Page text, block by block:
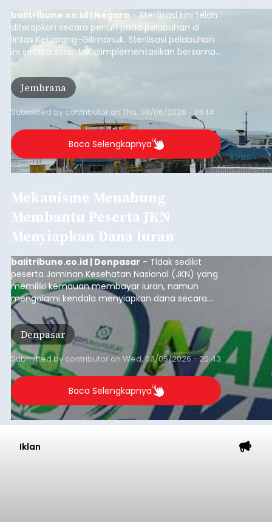
balitribune.co.id | Negara - Sterilisasi kini telah
diterapkan secara penuh pada pelabuhan di
lintas Ketapang-Gilimanuk. Sterilisasi pelabuhan
ini secara serentak diimplementasikan bersama
empat pelabuhan utama lainnya, yakni
Pelabuhan Merak, Bakauheni, Kayangan, dan
Lembar pada Rabu (5/8/2026).
Jembrana
Submitted by contributor on Thu, 08/06/2026 - 06:14
Baca Selengkapnya
Mekanisme Menabung
Membantu Peserta JKN
Menyiapkan Dana Iuran
balitribune.co.id | Denpasar - Tidak sedikit
peserta Jaminan Kesehatan Nasional (JKN) yang
memiliki kemauan membayar iuran, namun
mengalami kendala menyiapkan dana secara
penuh saat jatuh tempo pembayaran iuran.
Kondisi ini terutama dialami oleh peserta
segmen Pekerja Bukan Penerima Upah (PBPU)
yang memiliki penghasilan tidak tetap.
Denpasar
Submitted by contributor on Wed, 08/05/2026 - 20:43
Baca Selengkapnya
Iklan